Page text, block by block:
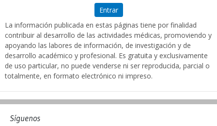
Entrar
La información publicada en estas páginas tiene por finalidad
contribuir al desarrollo de las actividades médicas, promoviendo y
apoyando las labores de información, de investigación y de
desarrollo académico y profesional. Es gratuita y exclusivamente
de uso particular, no puede venderse ni ser reproducida, parcial o
totalmente, en formato electrónico ni impreso.
Síguenos